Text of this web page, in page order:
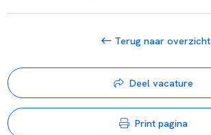
Terug naar overzicht
Deel vacature
Print pagina